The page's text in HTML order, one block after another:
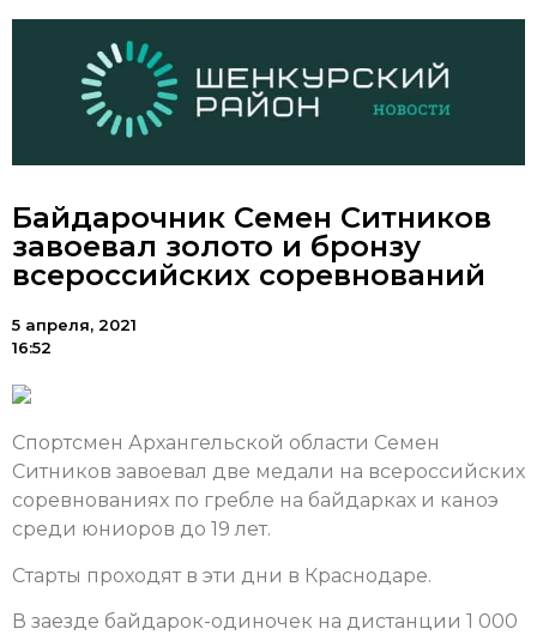
Байдарочник Семен Ситников
завоевал золото и бронзу
всероссийских соревнований
5 апреля, 2021
16:52
Спортсмен Архангельской области Семен
Ситников завоевал две медали на всероссийских
соревнованиях по гребле на байдарках и каноэ
среди юниоров до 19 лет.
Старты проходят в эти дни в Краснодаре.
В заезде байдарок-одиночек на дистанции 1 000